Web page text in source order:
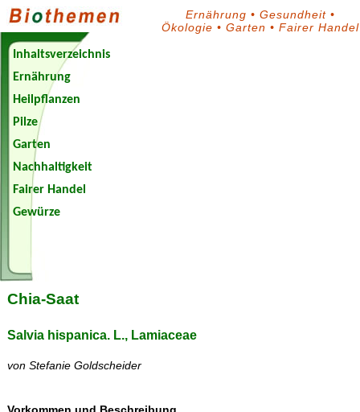
Ernährung • Gesundheit•
Ökologie • Garten • Fairer Handel
Inhaltsverzeichnis
Ernährung
Heilpflanzen
Pilze
Garten
Nachhaltigkeit
Fairer Handel
Gewürze
Chia-Saat
Salvia hispanica. L., Lamiaceae
von Stefanie Goldscheider